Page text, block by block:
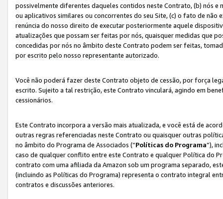
possivelmente diferentes daqueles contidos neste Contrato, (b) nós
ou aplicativos similares ou concorrentes do seu Site, (c) o fato de
renúncia do nosso direito de executar posteriormente aquele
atualizações que possam ser feitas por nós, quaisquer medidas que
concedidas por nós no âmbito deste Contrato podem ser feitas,
por escrito pelo nosso representante autorizado.
Você não poderá fazer deste Contrato objeto de cessão, por força
escrito. Sujeito a tal restrição, este Contrato vinculará, agindo em
cessionários.
Este Contrato incorpora a versão mais atualizada, e você está de
outras regras referenciadas neste Contrato ou quaisquer outras
no âmbito do Programa de Associados (“Políticas do Programa”),
caso de qualquer conflito entre este Contrato e qualquer Política do
contrato com uma afiliada da Amazon sob um programa separado,
(incluindo as Políticas do Programa) representa o contrato integral
contratos e discussões anteriores.